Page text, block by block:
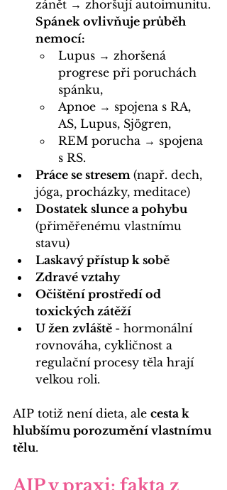
zánět → zhoršují autoimunitu.
Spánek ovlivňuje průběh
nemocí:
Lupus → zhoršená
progrese při poruchách
spánku,
Apnoe → spojena s RA,
AS, Lupus, Sjögren,
REM porucha → spojena
s RS.
Práce se stresem (např. dech,
jóga, procházky, meditace)
Dostatek slunce a pohybu
(přiměřenému vlastnímu
stavu)
Laskavý přístup k sobě
Zdravé vztahy
Očištění prostředí od
toxických zátěží
U žen zvláště - hormonální
rovnováha, cykličnost a
regulační procesy těla hrají
velkou roli.
AIP totiž není dieta, ale cesta k
hlubšímu porozumění vlastnímu
tělu.
AIP v praxi: fakta z